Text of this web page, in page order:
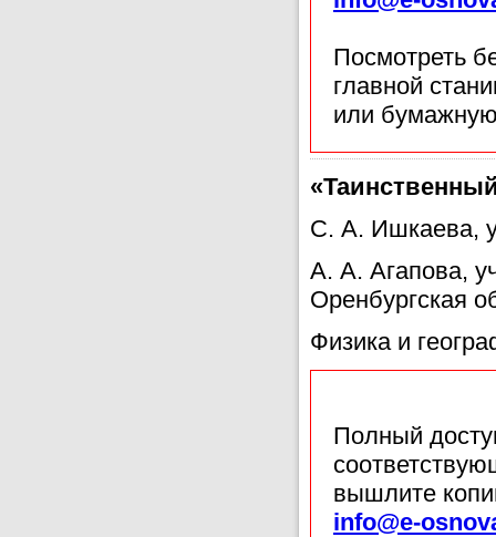
Посмотреть
главной
или
С. А. Ишкаева,
А. А. Агапова,
Оренбургская
Физика и
Полный
вышлите
info@e-